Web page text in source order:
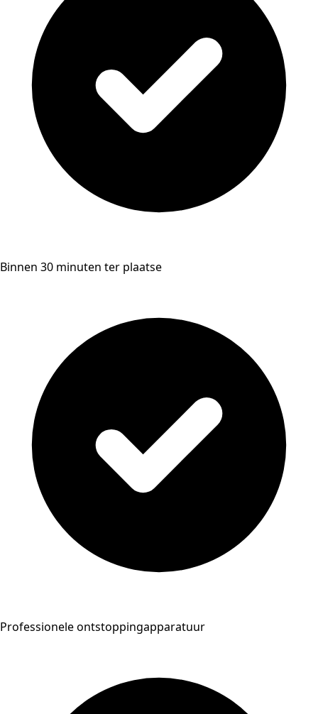
Binnen 30 minuten ter plaatse
Professionele ontstoppingapparatuur